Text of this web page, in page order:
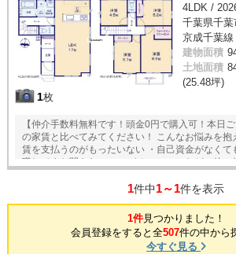
1枚
4LDK /
千葉県千
京成千葉
建物面積
土地面積
(25.48坪)
【仲介手数料無料です！頭金0円で購入可！本日ご
の家賃と比べてみてください！ こんなお悩みを抱
賃を支払うのがもったいない ・自己資金がなくて
職してまだ間もない ・マイカーローンなど、他に
に落ちてしまった お客様のお悩みに親身に応えて参りま
テージにあわせて住みかえるものという 新たな価
りのお付き合い」から「生涯お付き合い」のできる
社では、お客様に不動産のプロとして、私たちに
1件中1～1件を表示
1件見つかりました！
会員登録をすると全507件の中から
今すぐ見る